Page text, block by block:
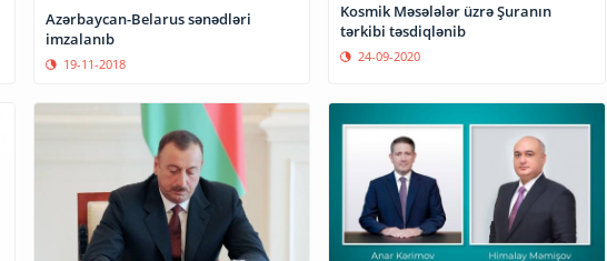
Azərbaycan-Belarus sənədləri
imzalanıb
19-11-2018
Kosmik Məsələlər üzrə Şuranın
tərkibi təsdiqlənib
24-09-2020